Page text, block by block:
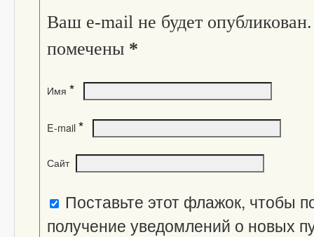
Ваш e-mail не будет опубликован.
помечены *
Имя *
E-mail *
Сайт
Поставьте этот флажок, чтобы
получение уведомлений о новых